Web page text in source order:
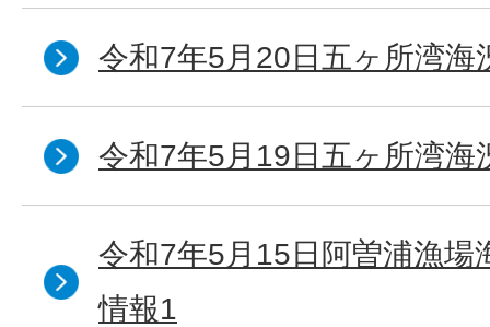
令和7年5月20日五ヶ所湾海
令和7年5月19日五ヶ所湾海
令和7年5月15日阿曽浦漁場
情報1